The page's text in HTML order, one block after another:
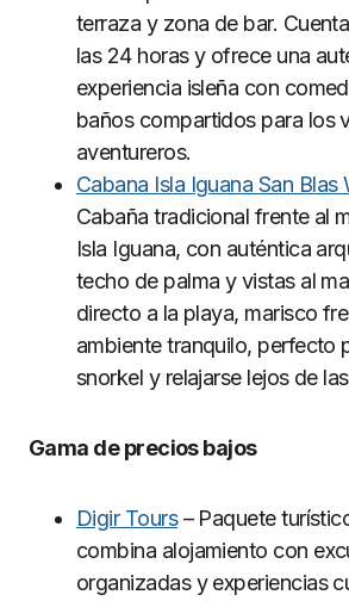
terraza y zona de bar.
las 24 horas y ofrece una
experiencia isleña con
baños compartidos para los
aventureros.
Cabana Isla Iguana San Blas
Cabaña tradicional frente al
Isla Iguana, con auténtica
techo de palma y vistas al
directo a la playa, marisco
ambiente tranquilo, perfecto
snorkel y relajarse lejos de
Gama de precios bajos
Digir Tours– Paquete
combina alojamiento con
organizadas y experiencias